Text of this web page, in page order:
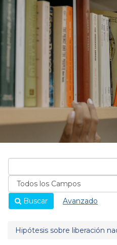
Buscar Avanzado
Hipótesis sobre liberación